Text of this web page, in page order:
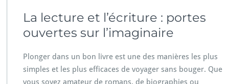
La lecture et l’écriture : portes
ouvertes sur l’imaginaire
Plonger dans un bon livre est une des manières les plus
simples et les plus efficaces de voyager sans bouger. Que